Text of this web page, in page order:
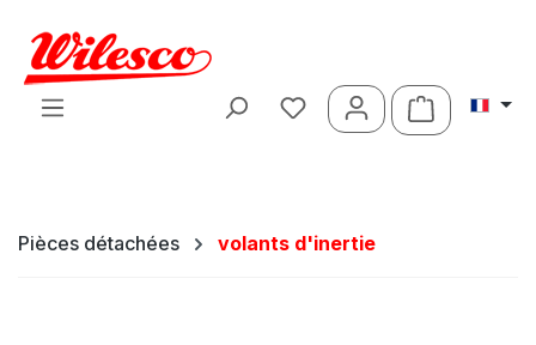
Passer au contenu principal
Le panier
Pièces détachées volants d'inertie